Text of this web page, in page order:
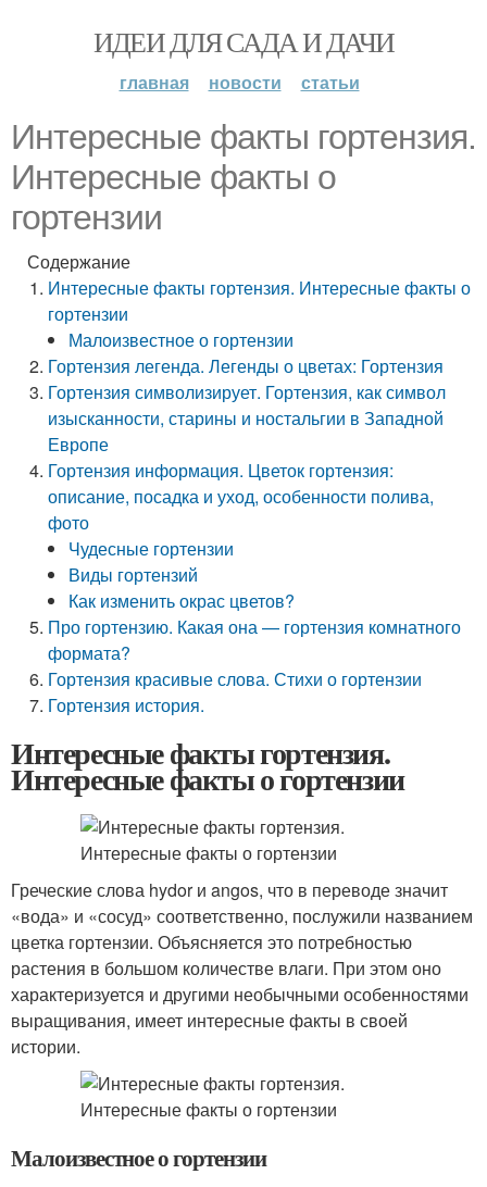
ИДЕИ ДЛЯ САДА И ДАЧИ
главная новости статьи
Интересные факты гортензия.
Интересные факты о
гортензии
Содержание
Интересные факты гортензия. Интересные факты о
гортензии
Малоизвестное о гортензии
Гортензия легенда. Легенды о цветах: Гортензия
Гортензия символизирует. Гортензия, как символ
изысканности, старины и ностальгии в Западной
Европе
Гортензия информация. Цветок гортензия:
описание, посадка и уход, особенности полива,
фото
Чудесные гортензии
Виды гортензий
Как изменить окрас цветов?
Про гортензию. Какая она — гортензия комнатного
формата?
Гортензия красивые слова. Стихи о гортензии
Гортензия история.
Интересные факты гортензия.
Интересные факты о гортензии
Греческие слова hydor и angos, что в переводе значит
«вода» и «сосуд» соответственно, послужили названием
цветка гортензии. Объясняется это потребностью
растения в большом количестве влаги. При этом оно
характеризуется и другими необычными особенностями
выращивания, имеет интересные факты в своей
истории.
Малоизвестное о гортензии